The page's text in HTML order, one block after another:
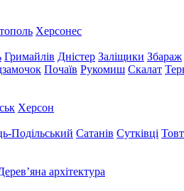
Херсонес
Гримайлів Дністер Заліщики Збараж
Почаїв Рукомиш Скалат
Херсон
Подільський Сатанів Сутківці
архітектура